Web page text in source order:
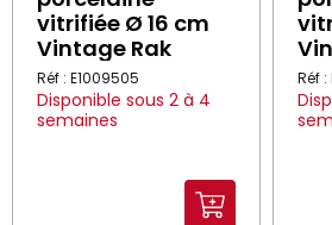
vitrifiée Ø 16 cm
Vintage Rak
Réf : E1009505
Disponible sous 2 à 4
semaines
Réf :